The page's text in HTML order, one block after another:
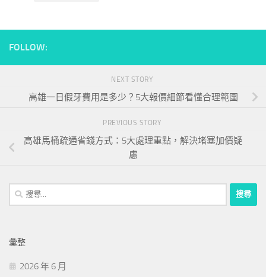
FOLLOW:
NEXT STORY
高雄一日假牙費用是多少？5大報價細節看懂合理範圍
PREVIOUS STORY
高雄馬桶疏通省錢方式：5大處理重點，解決堵塞加價疑
慮
搜
尋
字:
彙整
2026 年 6 月